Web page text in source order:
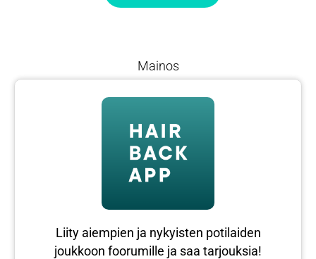
Mainos
Liity aiempien ja nykyisten potilaiden
joukkoon foorumille ja saa tarjouksia!